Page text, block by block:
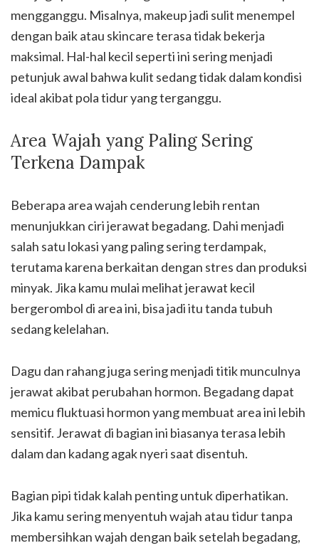
mengganggu. Misalnya, makeup jadi sulit menempel
dengan baik atau skincare terasa tidak bekerja
maksimal. Hal-hal kecil seperti ini sering menjadi
petunjuk awal bahwa kulit sedang tidak dalam kondisi
ideal akibat pola tidur yang terganggu.
Area Wajah yang Paling Sering
Terkena Dampak
Beberapa area wajah cenderung lebih rentan
menunjukkan ciri jerawat begadang. Dahi menjadi
salah satu lokasi yang paling sering terdampak,
terutama karena berkaitan dengan stres dan produksi
minyak. Jika kamu mulai melihat jerawat kecil
bergerombol di area ini, bisa jadi itu tanda tubuh
sedang kelelahan.
Dagu dan rahang juga sering menjadi titik munculnya
jerawat akibat perubahan hormon. Begadang dapat
memicu fluktuasi hormon yang membuat area ini lebih
sensitif. Jerawat di bagian ini biasanya terasa lebih
dalam dan kadang agak nyeri saat disentuh.
Bagian pipi tidak kalah penting untuk diperhatikan.
Jika kamu sering menyentuh wajah atau tidur tanpa
membersihkan wajah dengan baik setelah begadang,